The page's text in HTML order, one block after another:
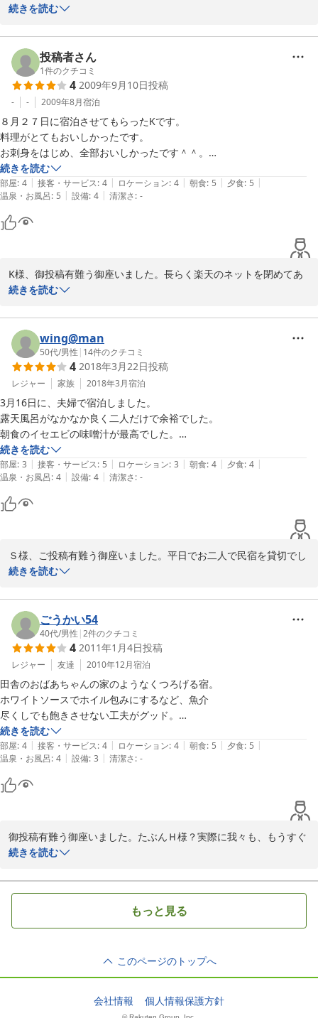
を歩き廻り、その上、早朝の星空や朝日の撮影など中身の濃い伊豆
日ぶりに「酒」を飲み始めましたので朝まで熟睡しておりまして、
まだ「ワシ座流星群」を観察しておりませんので明朝頑張ってみま
す。又、3ヶ所から「伊豆のへそ」に集まって戴き、竹虎で宴会を
される日を心待ちにしておりますから日程が決まり次第御連絡下さ
い。
2009-11-19
続きを読む
投稿者さん
1件のクチコミ
4 2009年9月10日投稿
- - 2009年8月宿泊
８月２７日に宿泊させてもらったKです。
料理がとてもおいしかったです。
お刺身をはじめ、全部おいしかったです＾＾。
露天風呂も貸切が出来、ゆったり入れて、気持ちが良かったです。
あの後お勧めしてもらったユウスゲ公園の方に行ってみました。
お勧めなだけあって、とてもすばらしい景色を見ることが出来、感動し
ました。
また、そちらの方に旅行に行く際は、よろしくお願いします＾＾。
続きを読む
部屋: 4 | 接客・サービス: 4 | ロケーション: 4 | 朝食: 5 | 夕食: 5 |
温泉・お風呂: 5 | 設備: 4 | 清潔さ: -
K様、御投稿有難う御座いました。長らく楽天のネットを閉めてあ
りましたので数年ぶりのクチコミとなりました。「ユウスゲ公園」
ませんが伊豆半島で一番の素晴らしい景色を楽しめる場所と思って
おります。７月にはニッコウキスゲに似た「ユウスゲ」が丘の上に
咲き誇りますのでその頃、又御出でになったら如何でしょうか？
2009-09-10
続きを読む
wing@man
50代/男性 | 14件のクチコミ
4 2018年3月22日投稿
レジャー 家族 2018年3月宿泊
3月16日に、夫婦で宿泊しました。
露天風呂がなかなか良く二人だけで余裕でした。
朝食のイセエビの味噌汁が最高でした。
ただ、夜の風が強く驚きました。
続きを読む
部屋: 3 | 接客・サービス: 5 | ロケーション: 3 | 朝食: 4 | 夕食: 4 |
温泉・お風呂: 4 | 設備: 4 | 清潔さ: -
Ｓ様、ご投稿有難う御座いました。平日でお二人で民宿を貸切でし
たので当夜の「春の嵐」にはさぞかし心細い思いをなされた事でし
2018-03-23
続きを読む
ごうかい54
40代/男性 |2件のクチコミ
4 2011年1月4日投稿
レジャー 友達 2010年12月宿泊
田舎のおばあちゃんの家のようなくつろげる宿。
ホワイトソースでホイル包みにするなど、魚介
尽くしでも飽きさせない工夫がグッド。
次回はもっとアップグレードしたコースで
宿泊したい。
続きを読む
部屋: 4 | 接客・サービス: 4 | ロケーション: 4 | 朝食: 5 | 夕食: 5 |
温泉・お風呂: 4 | 設備: 3 | 清潔さ: -
御投稿有難う御座いました。たぶんＨ様？実際に我々も、もうすぐ
「お爺ちゃん」「お婆ちゃん」になりますので「アップグレードし
で「焼酎」をやっておりますので次回は1階に2人で降りて来て調理
台でグラスを並べましょう。
続きを読む
もっと見る
このページのトップへ
会社情報 個人情報保護方針